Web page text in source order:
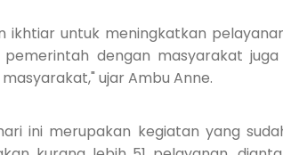
ikhtiar untuk meningkatkan
dengan masyarakat
ujar Ambu Anne.
ini merupakan kegiatan yang